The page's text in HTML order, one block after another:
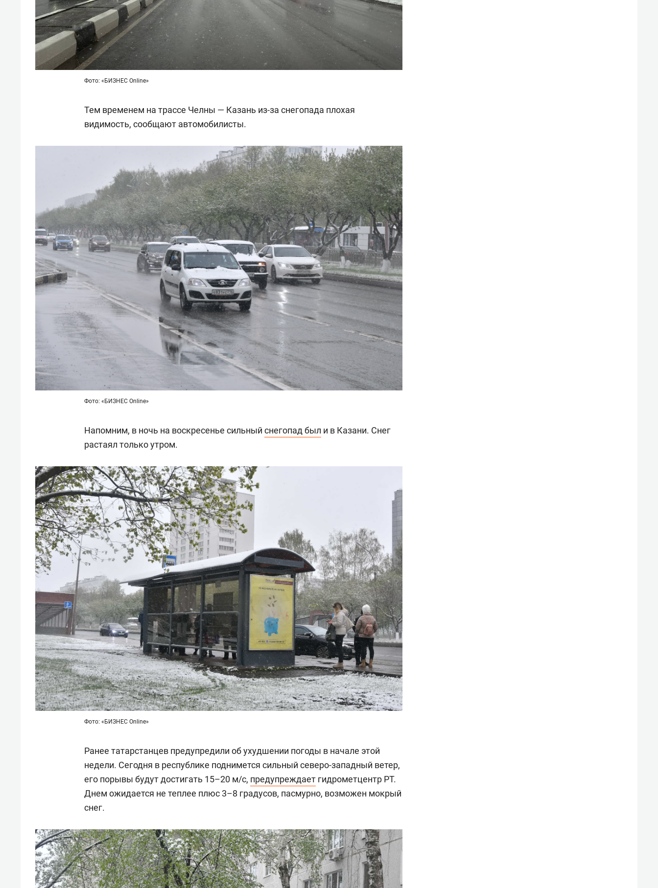
Фото: «БИЗНЕС Online»
Тем временем на трассе Челны — Казань из-за снегопада плохая
видимость, сообщают автомобилисты.
Фото: «БИЗНЕС Online»
Напомним, в ночь на воскресенье сильный снегопад был и в Казани. Снег
растаял только утром.
Фото: «БИЗНЕС Online»
Ранее татарстанцев предупредили об ухудшении погоды в начале этой
недели. Сегодня в республике поднимется сильный северо-западный ветер,
его порывы будут достигать 15–20 м/с, предупреждает гидрометцентр РТ.
Днем ожидается не теплее плюс 3–8 градусов, пасмурно, возможен мокрый
снег.